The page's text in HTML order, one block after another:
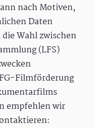
nach Motiven,
Daten
Wahl zwischen
(LFS)
Filmförderung
empfehlen wir